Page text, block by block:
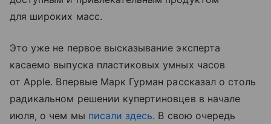
для широких масс.
Это уже не первое высказывание эксперта
касаемо выпуска пластиковых умных часов
от Apple. Впервые Марк Гурман рассказал о столь
радикальном решении купертиновцев в начале
июля, о чем мы писали здесь. В свою очередь